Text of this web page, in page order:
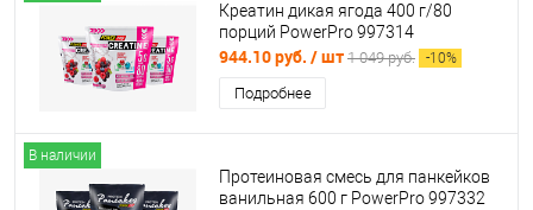
Креатин дикая ягода 400 г/80
порций PowerPro 997314
944.10 руб. / шт 1 049 руб. -10%
Подробнее
В наличии
Протеиновая смесь для панкейков
ванильная 600 г PowerPro 997332